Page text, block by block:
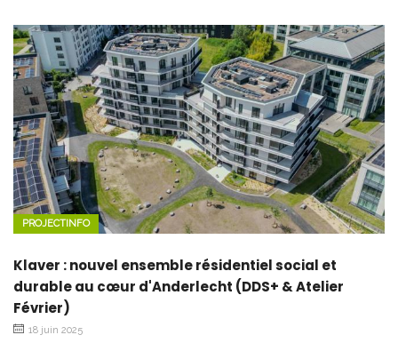
PROJECTINFO
Klaver : nouvel ensemble résidentiel social et
durable au cœur d'Anderlecht (DDS+ & Atelier
Février)
18 juin 2025